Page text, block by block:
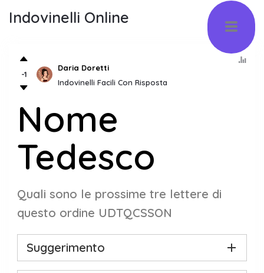
Indovinelli Online
-1
Daria Doretti
Indovinelli Facili Con Risposta
Nome
Tedesco
Quali sono le prossime tre lettere di
questo ordine UDTQCSSON
Suggerimento